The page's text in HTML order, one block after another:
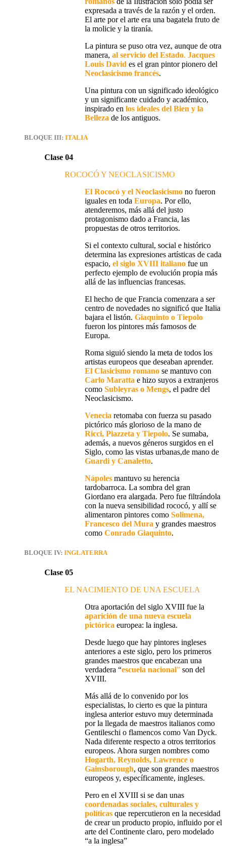
expresada a través de la razón y el orden.
El arte por el arte era una bagatela fruto de
la molicie y la tiranía.
La pintura se puso otra vez, aunque de otra
manera, al servicio del Estado. Jacques
Louis David es el gran pintor pionero del
Neoclasicismo francés.
Una pintura con un significado ideológico
y un significante cuidado y académico,
inspirado en los ideales del Bien y la
Belleza de los antiguos.
BLOQUE III: ITALIA
Clase 04
ROCOCÓ Y NEOCLASICISMO
El Rococó y el Neoclasicismo no fueron
iguales en toda Europa. Por ello,
atenderemos, más allá del justo
protagonismo dado a Francia, las
propuestas de otros territorios.
Si el contexto cultural, social e histórico
determina las expresiones artísticas de cada
espacio, el siglo XVIII italiano fue un
perfecto ejemplo de evolución propia más
allá de las influencias francesas.
El hecho de que Francia comenzara a ser
centro de novedades no significó que Italia
bajara el listón. Giaquinto o Tiepolo
fueron los pintores más famosos de
Europa.
Roma siguió siendo la meta de todos los
artistas europeos que deseaban aprender.
El Clasicismo romano se mantuvo con
Carlo Maratta e hizo suyos a extranjeros
como Subleyras o Mengs, el padre del
Neoclasicismo.
Venecia retomaba con fuerza su pasado
pictórico más glorioso de la mano de
Ricci, Piazzeta y Tiepolo. Se sumaba,
además, a nuevos géneros surgidos en el
Siglo, como las vistas urbanas,de mano de
Guardi y Canaletto.
Nápoles mantuvo su herencia
tardobarroca. La sombra del gran
Giordano era alargada. Pero fue filtrándola
con la nueva sensibilidad rococó, y allí se
alimentaron pintores como Solimena,
Francesco del Mura y grandes maestros
como Conrado Giaquinto.
BLOQUE IV: INGLATERRA
Clase 05
EL NACIMIENTO DE UNA ESCUELA
Otra aportación del siglo XVIII fue la
aparición de una nueva escuela
pictórica europea: la inglesa.
Desde luego que hay pintores ingleses
anteriores a este siglo, pero los primeros
grandes maestros que encabezan una
verdadera “escuela nacional” son del
XVIII.
Más allá de lo convenido por los
especialistas, lo cierto es que la pintura
inglesa anteriorestuvo muy determinada
por la llegada de maestros italianos como
Gentileschi o flamencos como Van Dyck.
Nada diferente respecto a otros territorios
europeos. Ahora surgen nombres como
Hogarth, Reynolds, Lawrence o
Gainsborough, que son grandes maestros
europeos y, específicamente, ingleses.
Pero en el XVIII si se dan unas
coordenadas sociales, culturales y
políticas que repercutieron en la necesidad
de crear un producto propio, influido por el
arte del Continente claro, pero modelado
“a la inglesa”